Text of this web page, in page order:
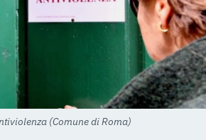
(Comune di Roma)